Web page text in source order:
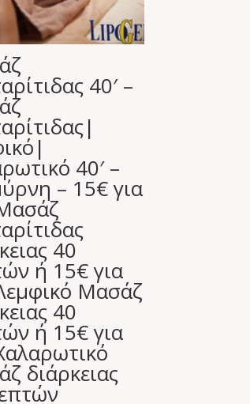
40′ –
40′ –
– 15€ για
40
ή 15€ για
Μασάζ
40
ή 15€ για
διάρκειας